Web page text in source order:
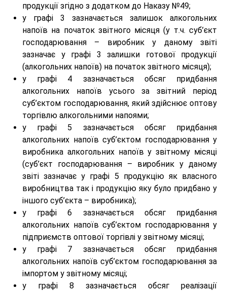
продукції згідно з додатком до Наказу №49;
у графі 3 зазначається залишок алкогольних
напоїв на початок звітного місяця (у т.ч. суб’єкт
господарювання – виробник у даному звіті
зазначає у графі 3 залишки готової продукції
(алкогольних напоїв) на початок звітного місяця);
у графі 4 зазначається обсяг придбання
алкогольних напоїв усього за звітний період
суб’єктом господарювання, який здійснює оптову
торгівлю алкогольними напоями;
у графі 5 зазначається обсяг придбання
алкогольних напоїв суб’єктом господарювання у
виробника алкогольних напоїв у звітному місяці
(суб’єкт господарювання – виробник у даному
звіті зазначає у графі 5 продукцію як власного
виробництва так і продукцію яку було придбано у
іншого суб’єкта – виробника);
у графі 6 зазначається обсяг придбання
алкогольних напоїв суб’єктом господарювання у
підприємств оптової торгівлі у звітному місяці;
у графі 7 зазначається обсяг придбання
алкогольних напоїв суб’єктом господарювання за
імпортом у звітному місяці;
у графі 8 зазначається обсяг реалізації